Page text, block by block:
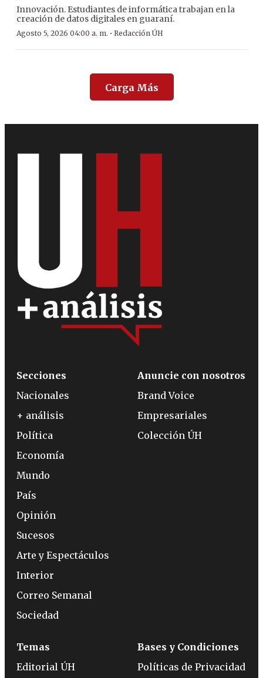
Innovación. Estudiantes de informática trabajan en la
creación de datos digitales en guaraní.
Agosto 5, 2026 04:00 a. m. · Redacción ÚH
Carga Más
Secciones
Nacionales
+ análisis
Política
Economía
Mundo
País
Opinión
Sucesos
Arte y Espectáculos
Interior
Correo Semanal
Sociedad
Anuncie con nosotros
Brand Voice
Empresariales
Colección ÚH
Temas
Editorial ÚH
Bases y Condiciones
Políticas de Privacidad